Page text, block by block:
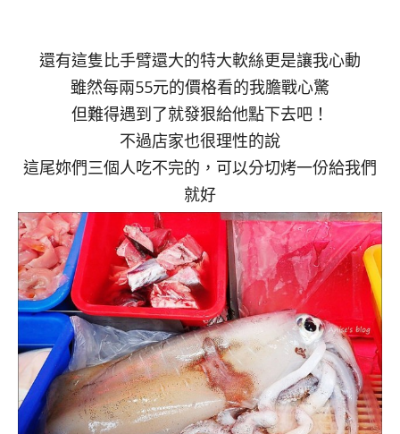
還有這隻比手臂還大的特大軟絲更是讓我心動
雖然每兩55元的價格看的我膽戰心驚
但難得遇到了就發狠給他點下去吧！
不過店家也很理性的說
這尾妳們三個人吃不完的，可以分切烤一份給我們
就好